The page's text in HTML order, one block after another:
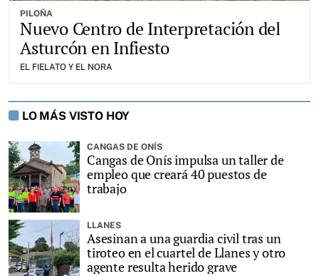
PILOÑA
Nuevo Centro de Interpretación del
Asturcón en Infiesto
EL FIELATO Y EL NORA
LO MÁS VISTO HOY
CANGAS DE ONÍS
Cangas de Onís impulsa un taller de
empleo que creará 40 puestos de
trabajo
LLANES
Asesinan a una guardia civil tras un
tiroteo en el cuartel de Llanes y otro
agente resulta herido grave